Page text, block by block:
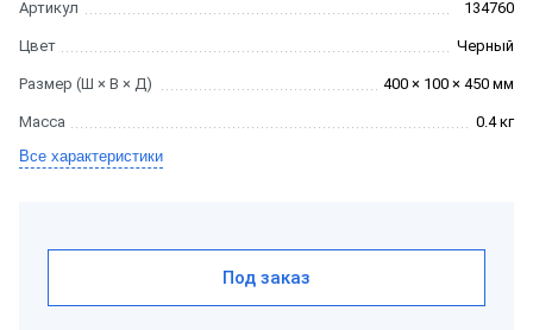
Артикул 134760
Цвет Черный
Размер (Ш × В × Д) 400 × 100 × 450 мм
Масса
0.4 кг
Все характеристики
Под заказ